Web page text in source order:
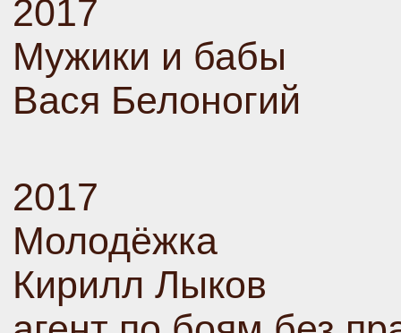
2017
Мужики и бабы
Вася Белоногий
2017
Молодёжка
Кирилл Лыков